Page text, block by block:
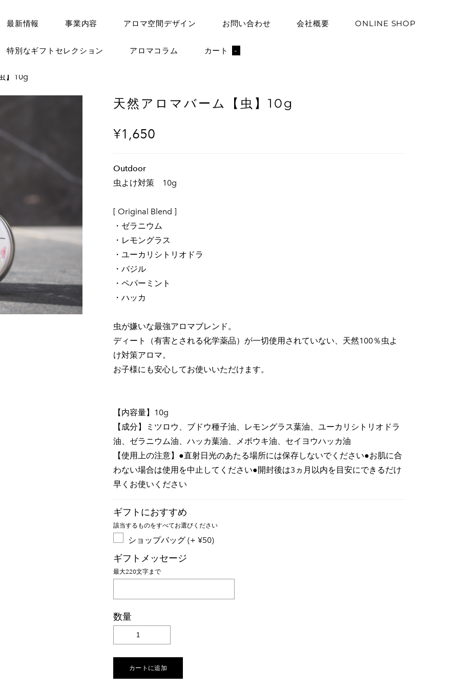
最新情報 事業内容 アロマ空間デザイン お問い合わせ 会社概要 ONLINE SHOP
特別なギフトセレクション アロマコラム カート -
】10g
天然アロマバーム【虫】10g
¥1,650
Outdoor
虫よけ対策 10g
[ Original Blend ]
・ゼラニウム
・レモングラス
・ユーカリシトリオドラ
・バジル
・ペパーミント
・ハッカ
虫が嫌いな最強アロマブレンド。
ディート（有害とされる化学薬品）が一切使用されていない、天然100％虫よ
け対策アロマ。
お子様にも安心してお使いいただけます。
【内容量】10g
【成分】ミツロウ、ブドウ種子油、レモングラス葉油、ユーカリシトリオドラ
油、ゼラニウム油、ハッカ葉油、メボウキ油、セイヨウハッカ油
【使用上の注意】●直射日光のあたる場所には保存しないでください●お肌に合
わない場合は使用を中止してください●開封後は3ヵ月以内を目安にできるだけ
早くお使いください
ギフトにおすすめ
該当するものをすべてお選びください
ショップバッグ (+ ¥50)
ギフトメッセージ
最大220文字まで
数量
カートに追加